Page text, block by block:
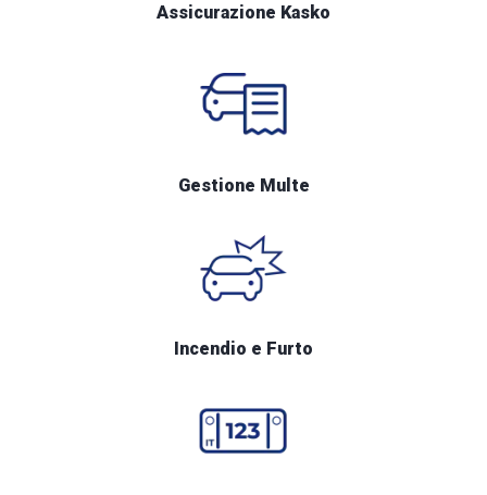
Assicurazione Kasko
Gestione Multe
Incendio e Furto